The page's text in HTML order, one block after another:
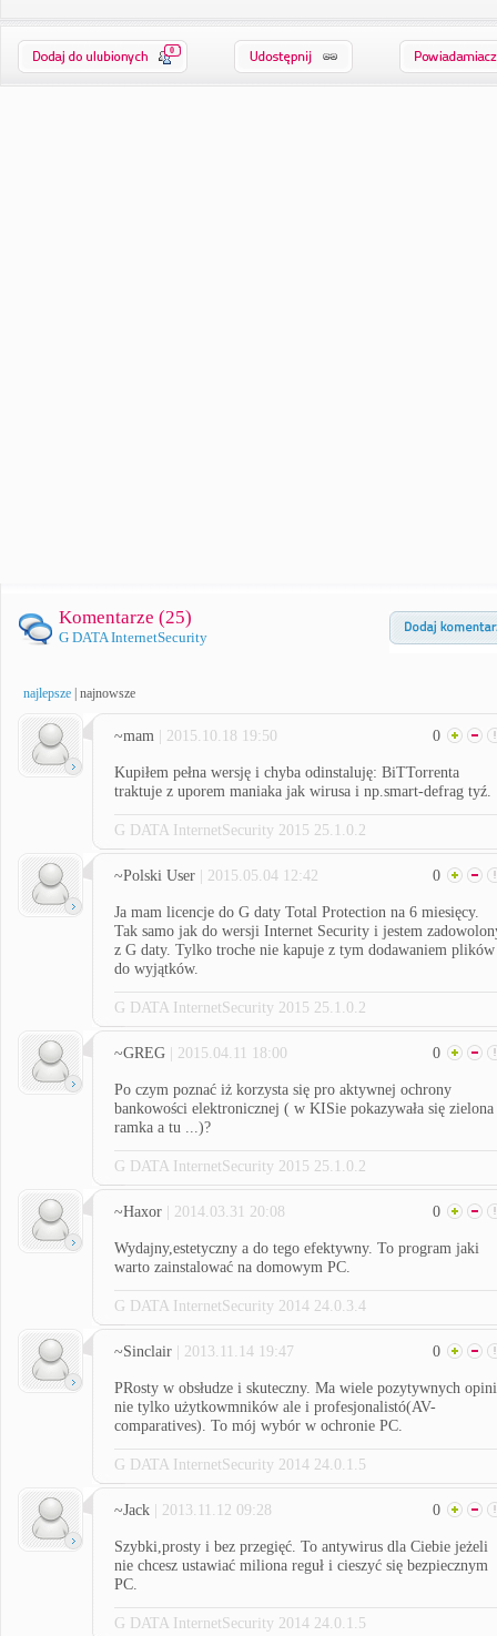
0
Komentarze (25)
G DATA InternetSecurity
najlepsze najnowsze
~mam | 2015.10.18 19:50 0
Kupiłem pełna wersję i chyba odinstaluję: BiTTorrenta
traktuje z uporem maniaka jak wirusa i np.smart-defrag tyź.
G DATA InternetSecurity 2015 25.1.0.2
~Polski User | 2015.05.04 12:42 0
Ja mam licencje do G daty Total Protection na 6 miesięcy.
Tak samo jak do wersji Internet Security i jestem
z G daty. Tylko troche nie kapuje z tym dodawaniem plików
do wyjątków.
G DATA InternetSecurity 2015 25.1.0.2
~GREG | 2015.04.11 18:00 0
Po czym poznać iż korzysta się pro aktywnej ochrony
bankowości elektronicznej ( w KISie pokazywała się zielona
ramka a tu ...)?
G DATA InternetSecurity 2015 25.1.0.2
~Haxor | 2014.03.31 20:08 0
Wydajny,estetyczny a do tego efektywny. To program jaki
warto zainstalować na domowym PC.
G DATA InternetSecurity 2014 24.0.3.4
~Sinclair | 2013.11.14 19:47 0
PRosty w obsłudze i skuteczny. Ma wiele pozytywnych
nie tylko użytkowmników ale i profesjonalistó(AV-
comparatives). To mój wybór w ochronie PC.
G DATA InternetSecurity 2014 24.0.1.5
~Jack | 2013.11.12 09:28 0
Szybki,prosty i bez przegięć. To antywirus dla Ciebie jeżeli
nie chcesz ustawiać miliona reguł i cieszyć się bezpiecznym
PC.
G DATA InternetSecurity 2014 24.0.1.5